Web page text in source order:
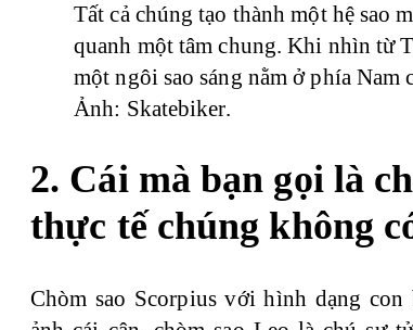
Tất cả chúng tạo thành một hệ sao
quanh một tâm chung. Khi nhìn từ
một ngôi sao sáng nằm ở phía Nam
Ảnh: Skatebiker.
2. Cái mà bạn gọi là
thực tế chúng không
Chòm sao Scorpius với hình dạng